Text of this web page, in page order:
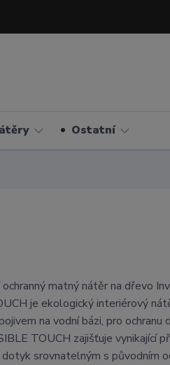
Ostatní
matný nátěr na dřevo
je ekologický interiérový
na vodní bázi, pro ochranu
TOUCH zajišťuje vynikající
srovnatelným s původním